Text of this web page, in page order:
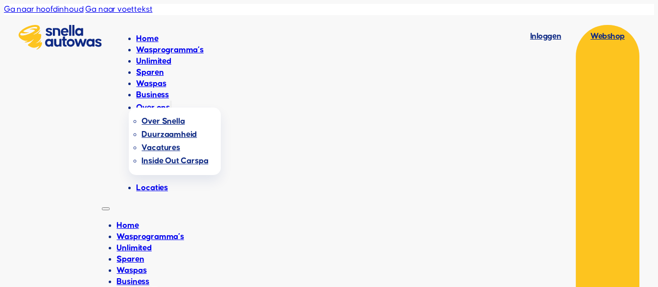
Ga naar hoofdinhoud Ga naar voettekst
Home
Wasprogramma’s
Unlimited
Sparen
Waspas
Business
Over ons
Over Snella
Duurzaamheid
Vacatures
Inside Out Carspa
Locaties
Home
Wasprogramma’s
Unlimited
Sparen
Waspas
Business
Inloggen Webshop